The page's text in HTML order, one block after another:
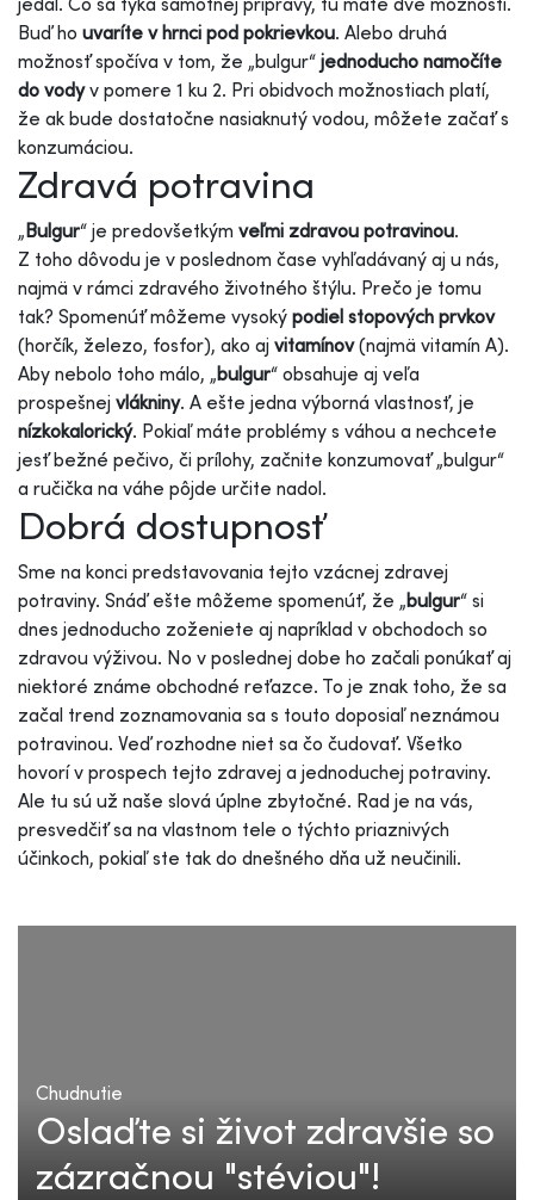
Buď ho uvaríte v hrnci pod pokrievkou. Alebo druhá
možnosť spočíva v tom, že „bulgur“ jednoducho namočíte
do vodyv pomere 1 ku 2. Pri obidvoch možnostiach platí,
že ak bude dostatočne nasiaknutý vodou, môžete začať s
konzumáciou.
Zdravá potravina
„Bulgur“ je predovšetkým veľmi zdravou potravinou.
Z toho dôvodu je v poslednom čase vyhľadávaný aj u nás,
najmä v rámci zdravého životného štýlu. Prečo je tomu
tak? Spomenúť môžeme vysoký podiel stopových prvkov
(horčík, železo, fosfor), ako aj vitamínov(najmä vitamín A).
Aby nebolo toho málo, „bulgur“ obsahuje aj veľa
prospešnej vlákniny. A ešte jedna výborná vlastnosť, je
nízkokalorický. Pokiaľ máte problémy s váhou a nechcete
jesť bežné pečivo, či prílohy, začnite konzumovať „bulgur“
a ručička na váhe pôjde určite nadol.
Dobrá dostupnosť
Sme na konci predstavovania tejto vzácnej zdravej
potraviny. Snáď ešte môžeme spomenúť, že „bulgur“ si
dnes jednoducho zoženiete aj napríklad v obchodoch so
zdravou výživou. No v poslednej dobe ho začali ponúkať aj
niektoré známe obchodné reťazce. To je znak toho, že sa
začal trend zoznamovania sa s touto doposiaľ neznámou
potravinou. Veď rozhodne niet sa čo čudovať. Všetko
hovorí v prospech tejto zdravej a jednoduchej potraviny.
Ale tu sú už naše slová úplne zbytočné. Rad je na vás,
presvedčiť sa na vlastnom tele o týchto priaznivých
účinkoch, pokiaľ ste tak do dnešného dňa už neučinili.
Chudnutie
Oslaďte si život zdravšie so
zázračnou "stéviou"!